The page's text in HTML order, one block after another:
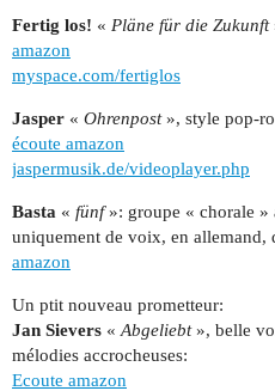
Fertig los! « Pläne für die Zukunft
amazon
myspace.com/fertiglos
Jasper « Ohrenpost», style pop-
écoute amazon
jaspermusik.de/videoplayer.php
Basta « fünf»: groupe « chorale »
uniquement de voix, en allemand,
amazon
Un ptit nouveau prometteur:
Jan Sievers « Abgeliebt», belle
mélodies accrocheuses:
Ecoute amazon